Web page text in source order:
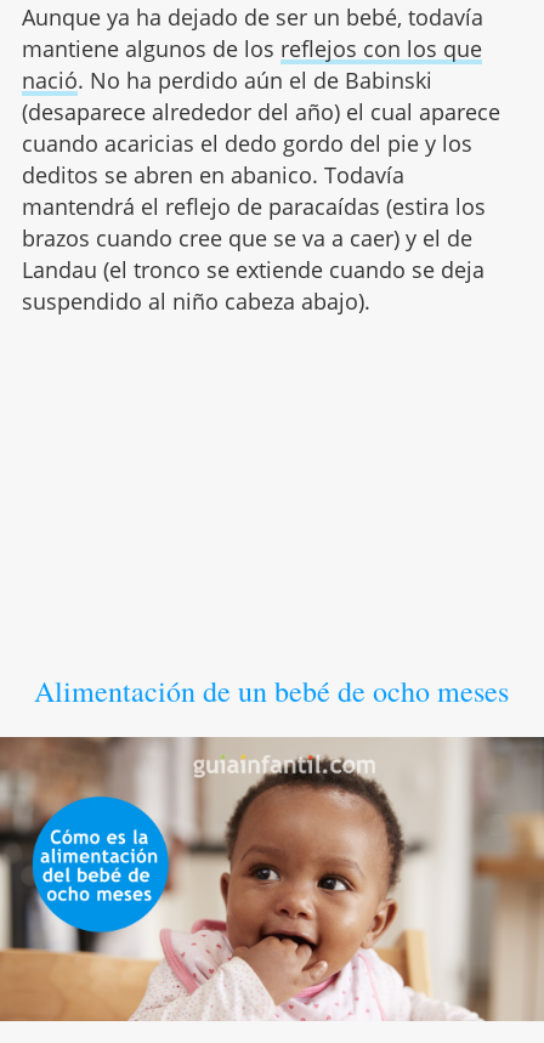
Aunque ya ha dejado de ser un bebé, todavía
mantiene algunos de los reflejos con los que
nació. No ha perdido aún el de Babinski
(desaparece alrededor del año) el cual aparece
cuando acaricias el dedo gordo del pie y los
deditos se abren en abanico. Todavía
mantendrá el reflejo de paracaídas (estira los
brazos cuando cree que se va a caer) y el de
Landau (el tronco se extiende cuando se deja
suspendido al niño cabeza abajo).
Alimentación de un bebé de ocho meses